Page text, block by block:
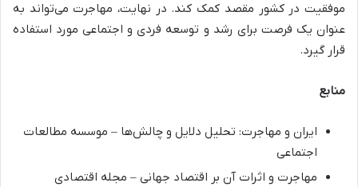
موفقیت در کشور مقصد کمک کند. در نهایت، مهاجرت می‌تواند به
عنوان یک فرصت برای رشد و توسعه فردی و اجتماعی مورد استفاده
قرار گیرد.
منابع
ایران و مهاجرت: تحلیل دلایل و چالش‌ها – موسسه مطالعات
اجتماعی
مهاجرت و اثرات آن بر اقتصاد جهانی – مجله اقتصادی